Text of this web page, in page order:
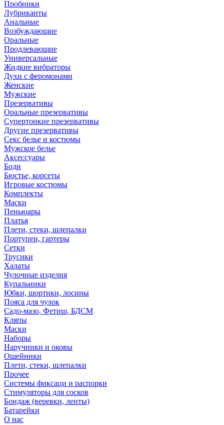
Пробники
Лубриканты
Анальные
Возбуждающие
Оральные
Продлевающие
Универсальные
Жидкие вибраторы
Духи с феромонами
Женские
Мужские
Презервативы
Оральные презервативы
Супертонкие презервативы
Другие презервативы
Секс белье и костюмы
Мужское белье
Аксессуары
Боди
Бюстье, корсеты
Игровые костюмы
Комплекты
Маски
Пеньюары
Платья
Плети, стеки, шлепалки
Портупеи, гартеры
Сетки
Трусики
Халаты
Чулочные изделия
Купальники
Юбки, шортики, лосины
Пояса для чулок
Садо-мазо, Фетиш, БДСМ
Кляпы
Маски
Наборы
Наручники и оковы
Ошейники
Плети, стеки, шлепалки
Прочее
Системы фиксаци и распорки
Стимуляторы для сосков
Бондаж (веревки, ленты)
Батарейки
О нас